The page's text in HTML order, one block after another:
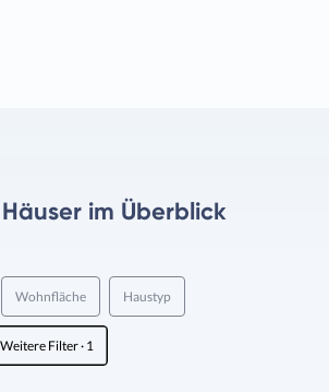
im Überblick
Wohnfläche Haustyp
Weitere Filter· 1